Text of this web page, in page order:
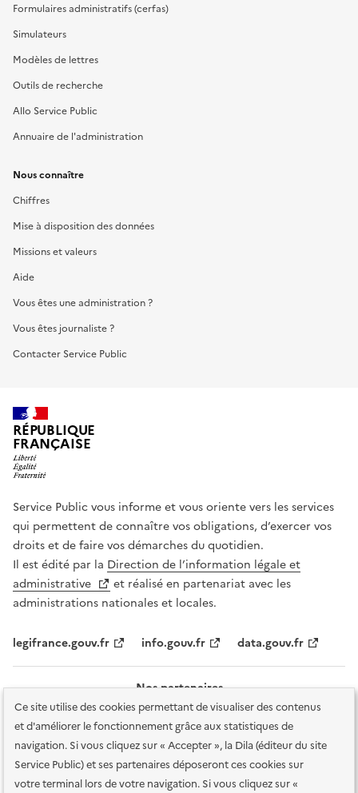
Ce site utilise des cookies permettant de visualiser des contenus
et d'améliorer le fonctionnement grâce aux statistiques de
navigation. Si vous cliquez sur « Accepter », la Dila (éditeur du site
Service Public) et ses partenaires déposeront ces cookies sur
votre terminal lors de votre navigation. Si vous cliquez sur «
Formulaires administratifs (cerfas)
Simulateurs
Modèles de lettres
Outils de recherche
Allo Service Public
Annuaire de l'administration
Nous connaître
Chiffres
Mise à disposition des données
Missions et valeurs
Aide
Vous êtes une administration ?
Vous êtes journaliste ?
Contacter Service Public
RÉPUBLIQUE
FRANÇAISE
Service Public vous informe et vous oriente vers les services
qui permettent de connaître vos obligations, d’exercer vos
droits et de faire vos démarches du quotidien.
Il est édité par la Direction de l’information légale et
administrative
et réalisé en partenariat avec les
administrations nationales et locales.
legifrance.gouv.fr info.gouv.fr data.gouv.fr
Nos partenaires
Plan du site Accessibilité : totalement conforme Accessibilité des